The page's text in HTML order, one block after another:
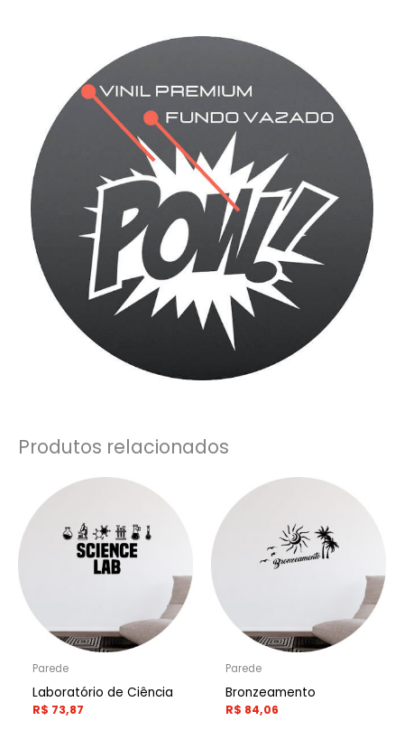
Produtos relacionados
Parede
Laboratório de Ciência
R$ 73,87
Parede
Bronzeamento
R$ 84,06